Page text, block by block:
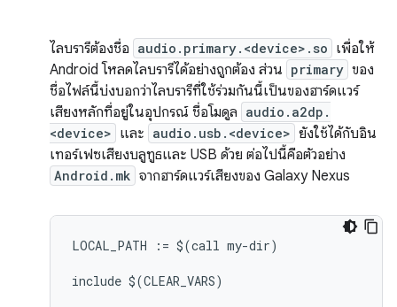
ไลบรารีต้องชื่อ audio.primary.<device>.so เพื่อให้
Android โหลดไลบรารีได้อย่างถูกต้อง ส่วน primary ของ
ชื่อไฟล์นี้บ่งบอกว่าไลบรารีที่ใช้ร่วมกันนี้เป็นของฮาร์ดแวร์
เสียงหลักที่อยู่ในอุปกรณ์ ชื่อโมดูล audio.a2dp.
<device> และ audio.usb.<device> ยังใช้ได้กับอิน
เทอร์เฟซเสียงบลูทูธและ USB ด้วย ต่อไปนี้คือตัวอย่าง
Android.mk จากฮาร์ดแวร์เสียงของ Galaxy Nexus
LOCAL_PATH := $(call my-dir)
include $(CLEAR_VARS)